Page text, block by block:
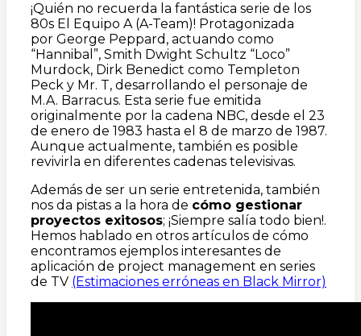
¡Quién no recuerda la fantástica serie de los
80s El Equipo A (A-Team)! Protagonizada
por George Peppard, actuando como
“Hannibal”, Smith Dwight Schultz “Loco”
Murdock, Dirk Benedict como Templeton
Peck y Mr. T, desarrollando el personaje de
M.A. Barracus. Esta serie fue emitida
originalmente por la cadena NBC, desde el 23
de enero de 1983 hasta el 8 de marzo de 1987.
Aunque actualmente, también es posible
revivirla en diferentes cadenas televisivas.
Además de ser un serie entretenida, también
nos da pistas a la hora de cómo gestionar
proyectos exitosos; ¡Siempre salía todo bien!.
Hemos hablado en otros artículos de cómo
encontramos ejemplos interesantes de
aplicación de project management en series
de TV (Estimaciones erróneas en Black Mirror)